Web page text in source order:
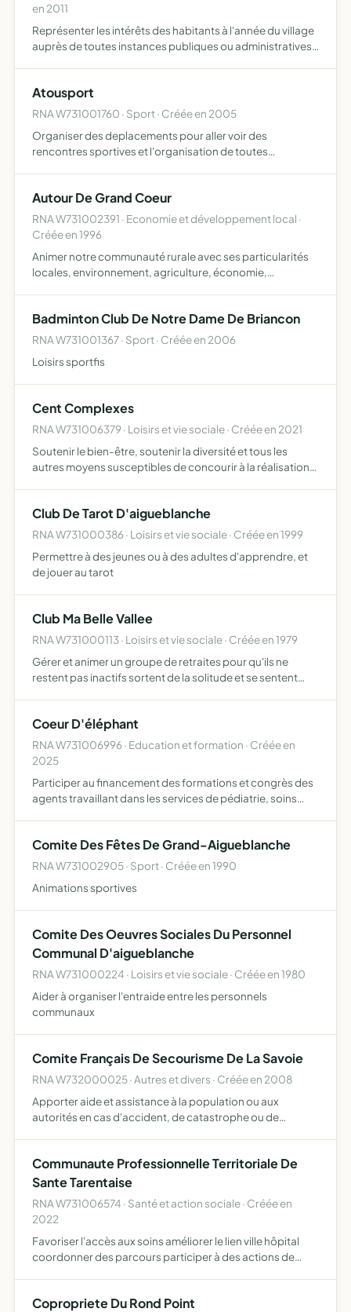
en 2011
Représenter les intérêts des habitants à l'année du village
auprès de toutes instances publiques ou administratives
Atousport
RNA W731001760 · Sport · Créée en 2005
Organiser des deplacements pour aller voir des
rencontres sportives et l'organisation de toutes
Autour De Grand Coeur
RNA W731002391 · Economie et développement local ·
Créée en 1996
Animer notre communauté rurale avec ses particularités
locales, environnement, agriculture, économie,
entre le…
Badminton Club De Notre Dame De Briancon
RNA W731001367 · Sport · Créée en 2006
Loisirs sportfis
Cent Complexes
RNA W731006379 · Loisirs et vie sociale · Créée en 2021
Soutenir le bien-être, soutenir la diversité et tous les
autres moyens susceptibles de concourir à la réalisation
Club De Tarot D'aigueblanche
RNA W731000386 · Loisirs et vie sociale · Créée en 1999
Permettre à des jeunes ou à des adultes d'apprendre, et
de jouer au tarot
Club Ma Belle Vallee
RNA W731000113 · Loisirs et vie sociale · Créée en 1979
Gérer et animer un groupe de retraites pour qu'ils ne
restent pas inactifs sortent de la solitude et se sentent
Coeur D'éléphant
RNA W731006996 · Education et formation · Créée en
2025
Participer au financement des formations et congrès des
agents travaillant dans les services de pédiatrie, soins
amé…
Comite Des Fêtes De Grand-Aigueblanche
RNA W731002905 · Sport · Créée en 1990
Animations sportives
Comite Des Oeuvres Sociales Du Personnel
Communal D'aigueblanche
RNA W731000224 · Loisirs et vie sociale · Créée en 1980
Aider à organiser l'entraide entre les personnels
communaux
Comite Français De Secourisme De La Savoie
RNA W732000025 · Autres et divers · Créée en 2008
Apporter aide et assistance à la population ou aux
autorités en cas d'accident, de catastrophe ou de
toutes…
Communaute Professionnelle Territoriale De
Sante Tarentaise
RNA W731006574 · Santé et action sociale · Créée en
2022
Favoriser l'accès aux soins améliorer le lien ville hôpital
coordonner des parcours participer à des actions de
Copropriete Du Rond Point